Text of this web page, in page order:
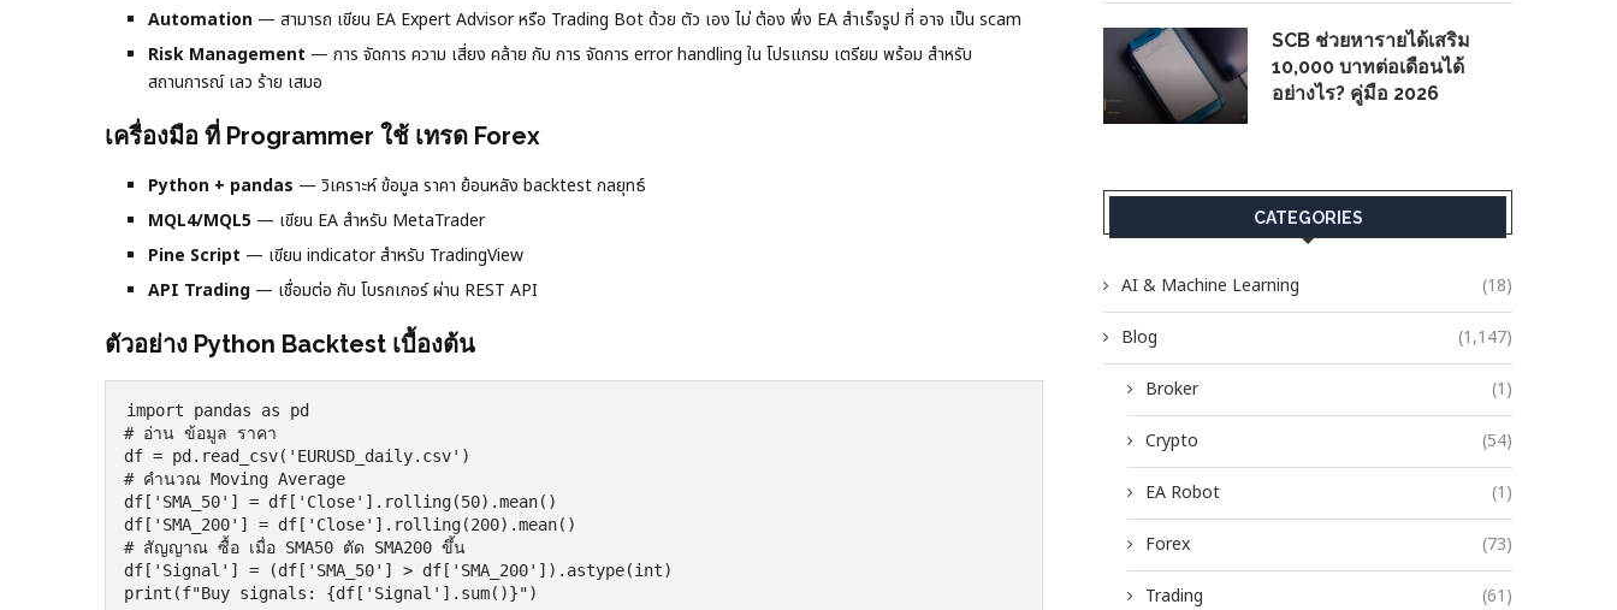
Automation — สามารถ เขียน EA Expert Advisor หรือ Trading Bot ด้วย ตัว เอง ไม่ ต้อง พึ่ง EA สำเร็จรูป ที่ อาจ เป็น scam
Risk Management — การ จัดการ ความ เสี่ยง คล้าย กับ การ จัดการ error handling ใน โปรแกรม เตรียม พร้อม สำหรับ
สถานการณ์ เลว ร้าย เสมอ
เครื่องมือ ที่ Programmer ใช้ เทรด Forex
Python + pandas — วิเคราะห์ ข้อมูล ราคา ย้อนหลัง backtest กลยุทธ์
MQL4/MQL5 — เขียน EA สำหรับ MetaTrader
Pine Script — เขียน indicator สำหรับ TradingView
API Trading — เชื่อมต่อ กับ โบรกเกอร์ ผ่าน REST API
ตัวอย่าง Python Backtest เบื้องต้น
import pandas as pd
# อ่าน ข้อมูล ราคา
df = pd.read_csv('EURUSD_daily.csv')
# คำนวณ Moving Average
df['SMA_50'] = df['Close'].rolling(50).mean()
df['SMA_200'] = df['Close'].rolling(200).mean()
# สัญญาณ ซื้อ เมื่อ SMA50 ตัด SMA200 ขึ้น
df['Signal'] = (df['SMA_50'] > df['SMA_200']).astype(int)
SCB ช่วยหารายได้เสริม
10,000 บาทต่อเดือนได้
อย่างไร? คู่มือ 2026
CATEGORIES
AI & Machine Learning (18)
Blog (1,147)
Broker (1)
Crypto (54)
EA Robot (1)
Forex (73)
Trading (61)